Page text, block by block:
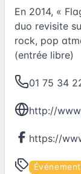
En 2014, «
duo revisite
rock, pop
(entrée libre)
01 75 34
http://